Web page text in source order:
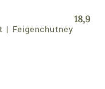
18,9
| Feigenchutney